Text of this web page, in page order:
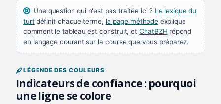
Une question qui n'est pas traitée ici ? Le lexique du
turfdéfinit chaque terme, la page méthodeexplique
comment le tableau est construit, etChatBZH répond
en langage courant sur la course que vous préparez.
LÉGENDE DES COULEURS
Indicateurs de confiance : pourquoi
une ligne se colore